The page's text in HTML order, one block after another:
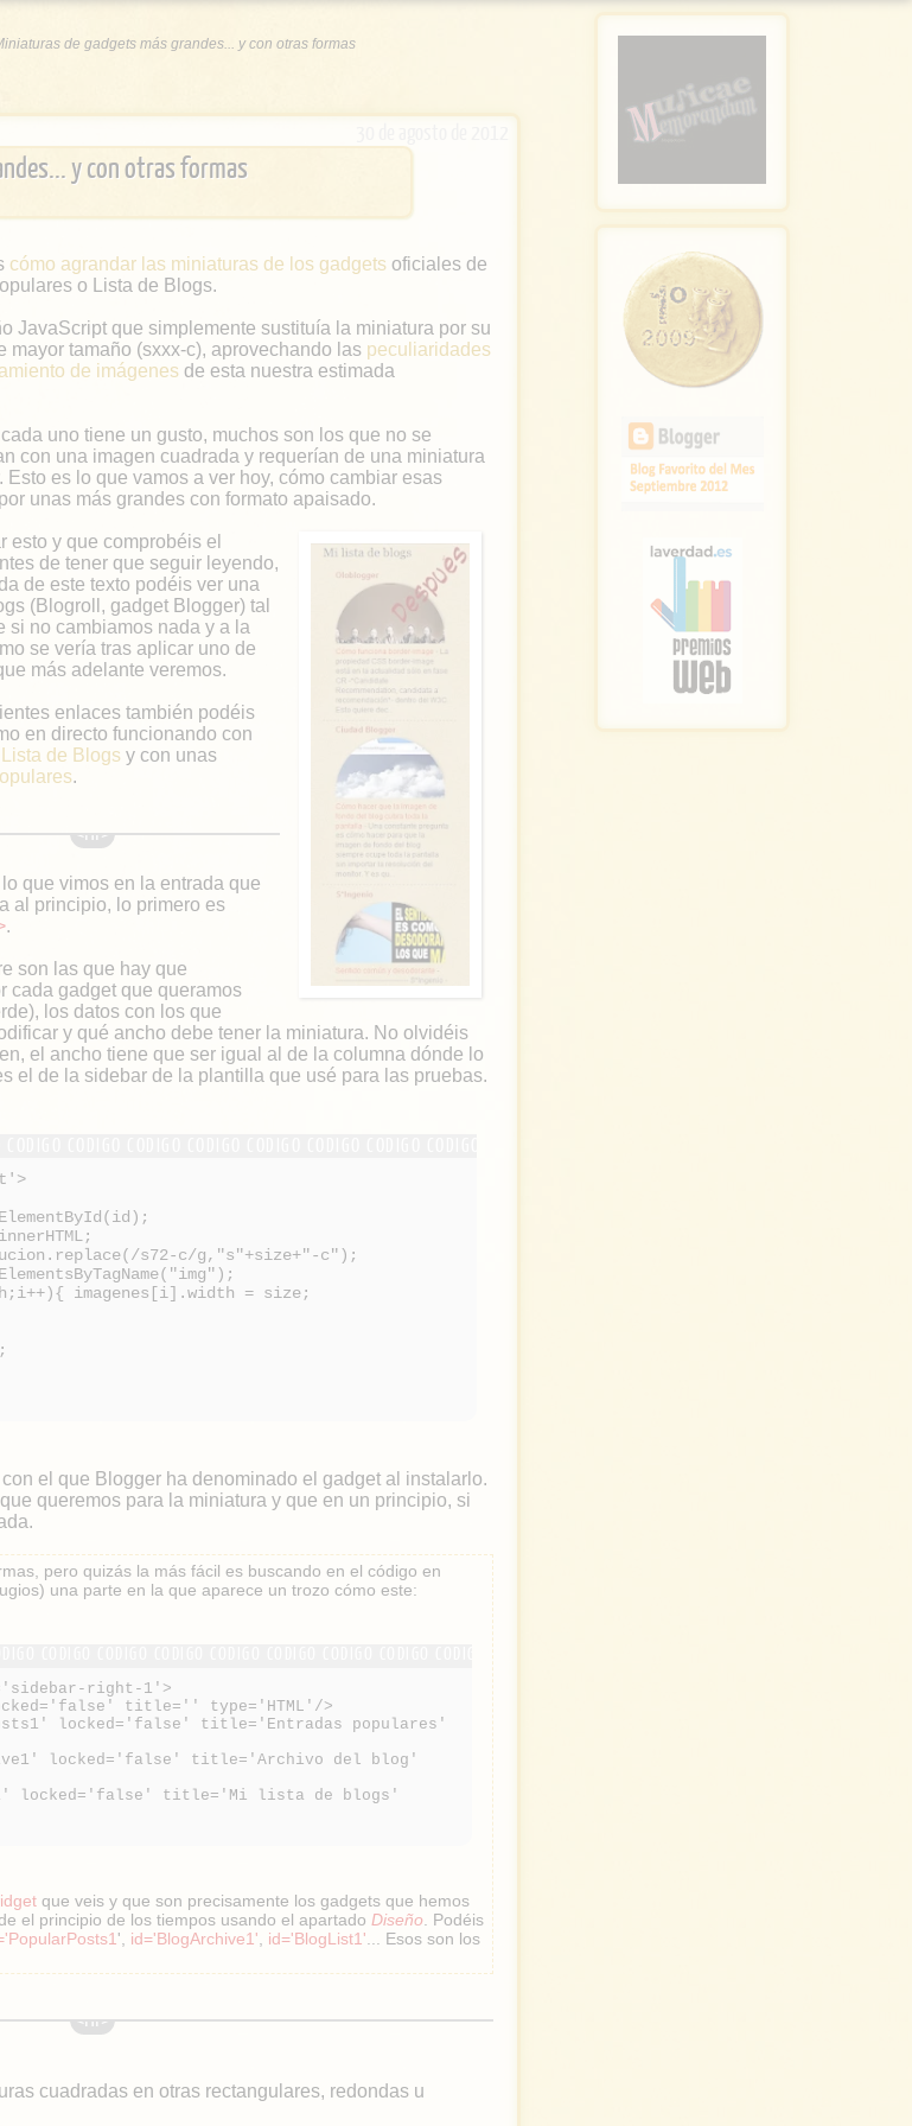
de gadgets más grandes... y con otras formas
y con otras formas
cómo agrandar las miniaturas de los gadgets oficiales de
o Lista de Blogs.
JavaScript que simplemente sustituía la miniatura por su
mayor tamaño (sxxx-c), aprovechando las peculiaridades
de imágenes de esta nuestra estimada
uno tiene un gusto, muchos son los que no se
con una imagen cuadrada y requerían de una miniatura
Esto es lo que vamos a ver hoy, cómo cambiar esas
unas más grandes con formato apaisado.
esto y que comprobéis el
de tener que seguir leyendo,
de este texto podéis ver una
(Blogroll, gadget Blogger) tal
si no cambiamos nada y a la
se vería tras aplicar uno de
más adelante veremos.
enlaces también podéis
en directo funcionando con
Lista de Blogs y con unas
.
que vimos en la entrada que
al principio, lo primero es
.
son las que hay que
cada gadget que queramos
los datos con los que
y qué ancho debe tener la miniatura. No olvidéis
el ancho tiene que ser igual al de la columna dónde lo
el de la sidebar de la plantilla que usé para las pruebas.
s72-c/g,"s"+size+"-c");
imagenes[i].width = size;
el que Blogger ha denominado el gadget al instalarlo.
queremos para la miniatura y que en un principio, si
pero quizás la más fácil es buscando en el código en
una parte en la que aparece un trozo cómo este:
right-1'>
title='' type='HTML'/>
locked='false' title='Entradas populares'
locked='false' title='Archivo del blog'
locked='false' title='Mi lista de blogs'
que veis y que son precisamente los gadgets que hemos
el principio de los tiempos usando el apartado Diseño . Podéis
', id='BlogArchive1' id='BlogList1' ... Esos son los
cuadradas en otras rectangulares, redondas u